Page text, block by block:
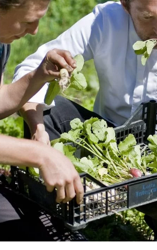
bensì a cucinare e a
il Fragsburg è saldamente
sulle cime degli alberi, la
profondo legame con la
impreziosita dalla